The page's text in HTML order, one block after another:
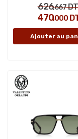
626,667DT
470,000
Ajouter au